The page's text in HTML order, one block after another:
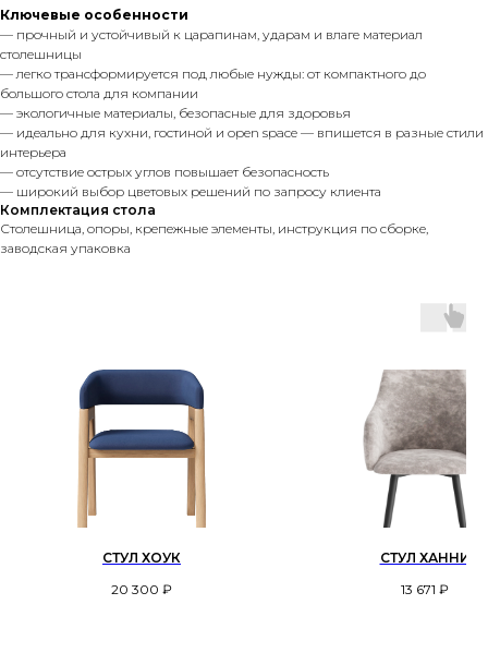
Ключевые особенности
— прочный и устойчивый к царапинам, ударам и влаге материал
столешницы
— легко трансформируется под любые нужды: от компактного до
большого стола для компании
— экологичные материалы, безопасные для здоровья
— идеально для кухни, гостиной и open space — впишется в разные стили
интерьера
— отсутствие острых углов повышает безопасность
— широкий выбор цветовых решений по запросу клиента
Комплектация стола
Столешница, опоры, крепежные элементы, инструкция по сборке,
заводская упаковка
СТУЛ ХОУК
20 300 ₽
СТУЛ ХАННИ
13 671 ₽